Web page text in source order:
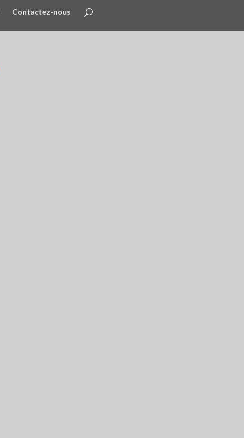
Contactez-nous